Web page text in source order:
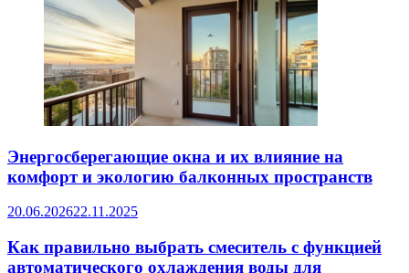
Энергосберегающие окна и их влияние на
комфорт и экологию балконных пространств
20.06.202622.11.2025
Как правильно выбрать смеситель с функцией
автоматического охлаждения воды для